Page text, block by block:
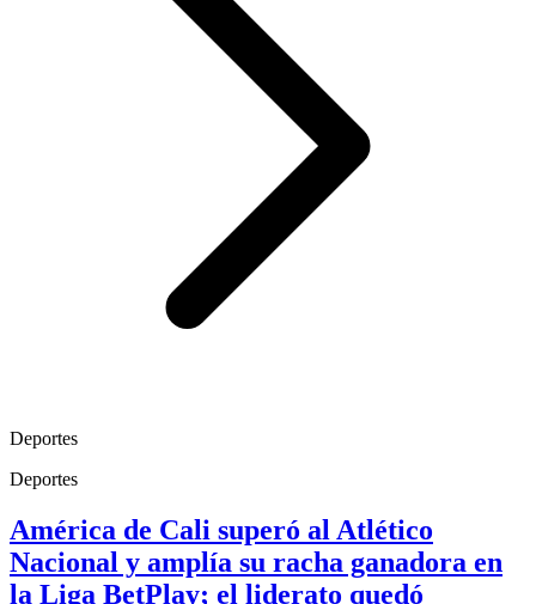
Deportes
Deportes
América de Cali superó al Atlético
Nacional y amplía su racha ganadora en
la Liga BetPlay; el liderato quedó